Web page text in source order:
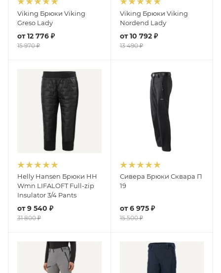
Viking Брюки Viking
Greso Lady
от12 776 ₽
15 970 ₽
Viking Брюки Viking
Nordend Lady
от10 792 ₽
13 490 ₽
Helly Hansen Брюки HH
Wmn LIFALOFT Full-zip
Insulator 3/4 Pants
от9 540 ₽
31 800 ₽
Сивера Брюки Сквара П
19
от6 975 ₽
15 500 ₽